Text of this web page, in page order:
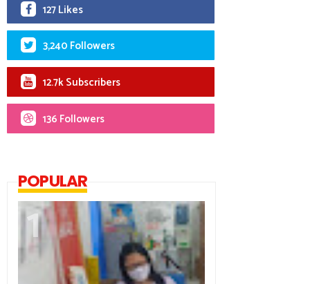
127 Likes
3,240 Followers
12.7k Subscribers
136 Followers
POPULAR